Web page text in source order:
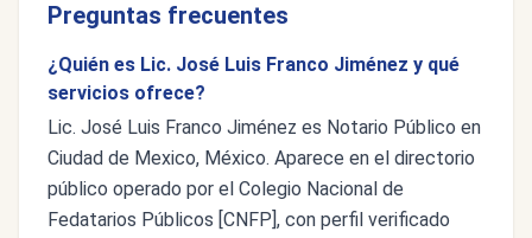
Preguntas frecuentes
¿Quién es Lic. José Luis Franco Jiménez y qué
servicios ofrece?
Lic. José Luis Franco Jiménez es Notario Público en
Ciudad de Mexico, México. Aparece en el directorio
público operado por el Colegio Nacional de
Fedatarios Públicos [CNFP], con perfil verificado